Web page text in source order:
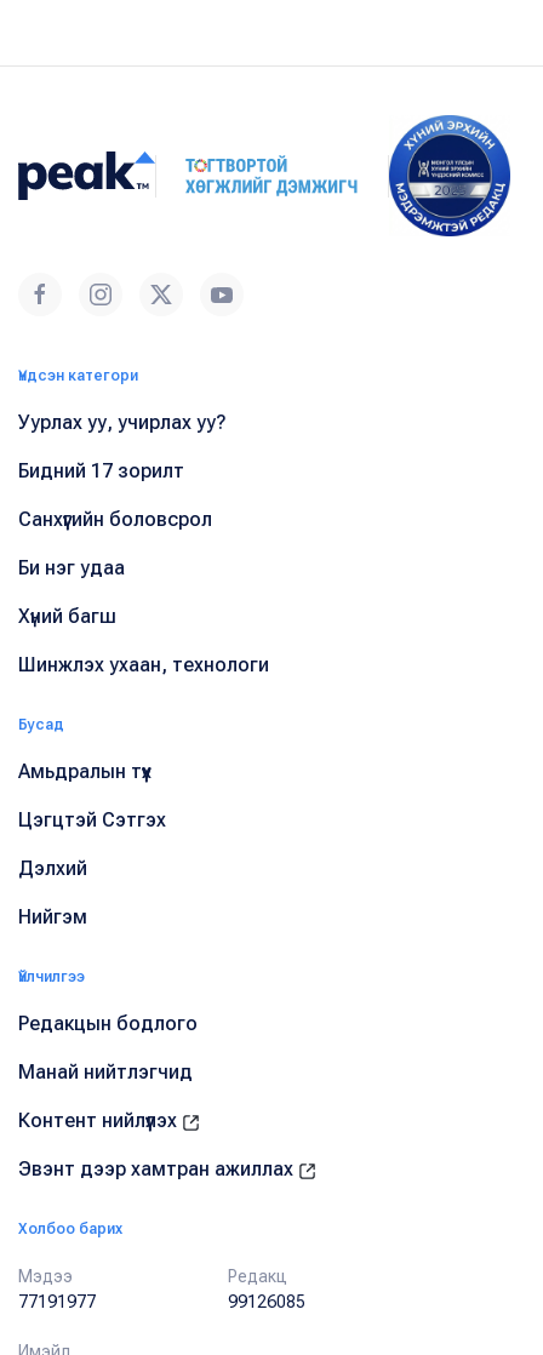
Үндсэн категори
Уурлах уу, учирлах уу?
Бидний 17 зорилт
Санхүүгийн боловсрол
Би нэг удаа
Хүний багш
Шинжлэх ухаан, технологи
Бусад
Амьдралын түүх
Цэгцтэй Сэтгэх
Дэлхий
Нийгэм
Үйлчилгээ
Редакцын бодлого
Манай нийтлэгчид
Контент нийлүүлэх
Эвэнт дээр хамтран ажиллах
Холбоо барих
Мэдээ
77191977
Редакц
99126085